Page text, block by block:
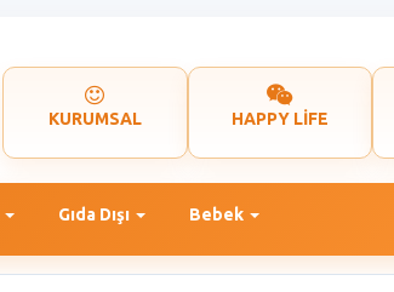
KURUMSAL HAPPY LİFE
Gıda Dışı Bebek